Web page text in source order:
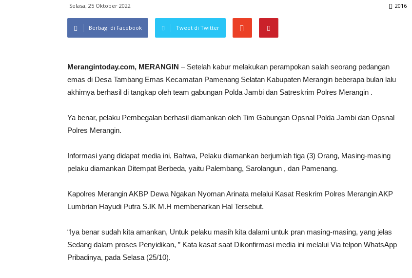
Selasa, 25 Oktober 2022 2016
Berbagi di Facebook Tweet di Twitter
Merangintoday.com, MERANGIN – Setelah kabur melakukan perampokan salah seorang pedangan
emas di Desa Tambang Emas Kecamatan Pamenang Selatan Kabupaten Merangin beberapa bulan lalu
akhirnya berhasil di tangkap oleh team gabungan Polda Jambi dan Satreskrim Polres Merangin .
Ya benar, pelaku Pembegalan berhasil diamankan oleh Tim Gabungan Opsnal Polda Jambi dan Opsnal
Polres Merangin.
Informasi yang didapat media ini, Bahwa, Pelaku diamankan berjumlah tiga (3) Orang, Masing-masing
pelaku diamankan Ditempat Berbeda, yaitu Palembang, Sarolangun , dan Pamenang.
Kapolres Merangin AKBP Dewa Ngakan Nyoman Arinata melalui Kasat Reskrim Polres Merangin AKP
Lumbrian Hayudi Putra S.IK M.H membenarkan Hal Tersebut.
“Iya benar sudah kita amankan, Untuk pelaku masih kita dalami untuk pran masing-masing, yang jelas
Sedang dalam proses Penyidikan, ” Kata kasat saat Dikonfirmasi media ini melalui Via telpon WhatsApp
Pribadinya, pada Selasa (25/10).